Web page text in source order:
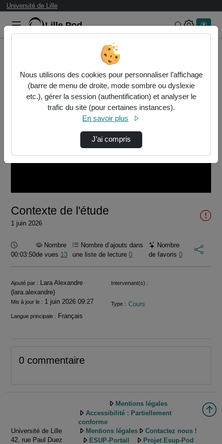
Université de Lille
Lille.Pod Rechercher
Contexte de l'étude
Lire
vidéo
Contexte de l'étude
1 juin 2026
Durée :
00:03:50
Nombre
de vues 13
Nombre d’ajouts dans
une liste de lecture0
Nombre
de favoris 0
Informations
Ajouté par : Lara Alexandre
(lara.alexandre)
Intervenant(s) :
Mis à jour le : 1 juin 2026 09:27 Type : Cours
Langue principale : Français
0 commentaire
Université de Lille
42, rue Paul Duez
Mentions légales
Accessibilité : Partiellement
conforme
Mentions légales
Contactez nous !
ESUP-Portail
Projet Esup-Pod
Nous utilisons des cookies pour personnaliser l’affichage
(barre de menu de droite, mode sombre ou dyslexie
etc.), gérer la session (authentification) et analyser le
trafic du site (pour certaines instances).
En savoir plus
J’ai compris